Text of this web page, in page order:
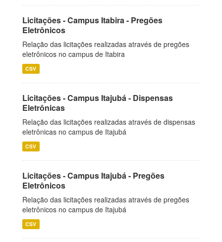
Licitações - Campus Itabira - Pregões
Eletrônicos
Relação das licitações realizadas através de pregões
eletrônicos no campus de Itabira
CSV
Licitações - Campus Itajubá - Dispensas
Eletrônicas
Relação das licitações realizadas através de dispensas
eletrônicas no campus de Itajubá
CSV
Licitações - Campus Itajubá - Pregões
Eletrônicos
Relação das licitações realizadas através de pregões
eletrônicos no campus de Itajubá
CSV